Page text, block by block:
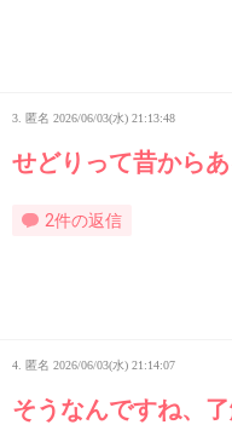
3. 匿名 2026/06/03(水) 21:13:48
せどりって昔から
2件の返信
4. 匿名 2026/06/03(水) 21:14:07
そうなんですね、